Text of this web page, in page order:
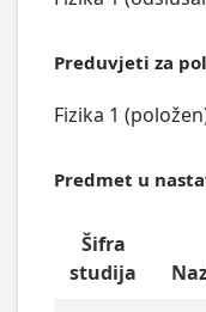
Preduvjeti za
Fizika 1
Predmet u
Šifra
studija